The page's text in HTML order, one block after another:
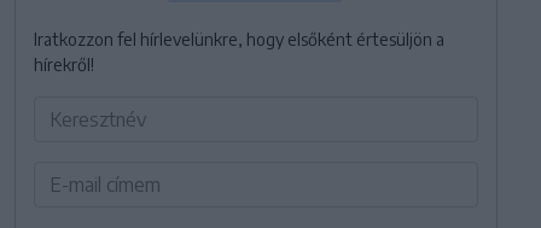
Iratkozzon fel hírlevelünkre, hogy elsőként értesüljön a
hírekről!